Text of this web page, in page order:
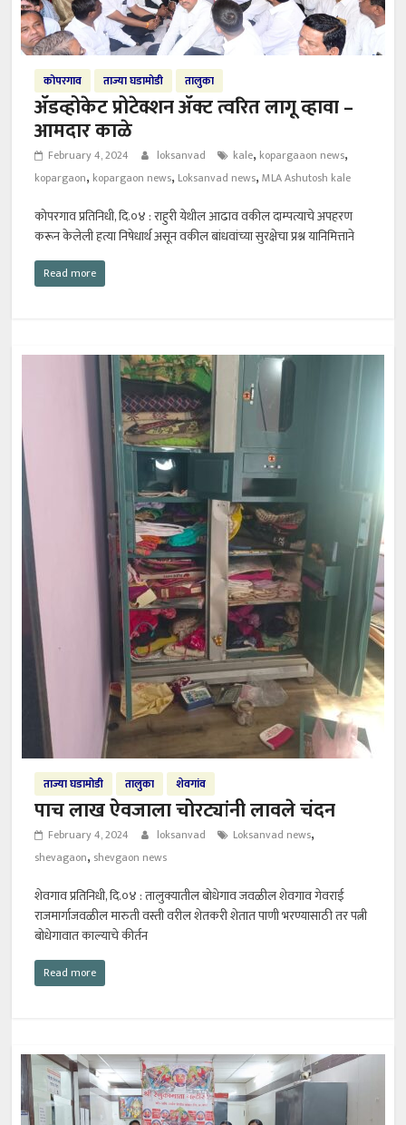
कोपरगाव ताज्या घडामोडी तालुका
ॲडव्होकेट प्रोटेक्शन ॲक्ट त्वरित लागू व्हावा –
आमदार काळे
February 4, 2024 loksanvad kale, kopargaaon news,
kopargaon, kopargaon news, Loksanvad news,MLA Ashutosh kale
कोपरगाव प्रतिनिधी, दि.०४ : राहुरी येथील आढाव वकील दाम्पत्याचे अपहरण
करून केलेली हत्या निषेधार्थ असून वकील बांधवांच्या सुरक्षेचा प्रश्न यानिमित्ताने
Read more
ताज्या घडामोडी तालुका शेवगांव
पाच लाख ऐवजाला चोरट्यांनी लावले चंदन
February 4, 2024 loksanvad Loksanvad news,
shevagaon, shevgaon news
शेवगाव प्रतिनिधी, दि.०४ : तालुक्यातील बोधेगाव जवळील शेवगाव गेवराई
राजमार्गाजवळील मारुती वस्ती वरील शेतकरी शेतात पाणी भरण्यासाठी तर पत्नी
बोधेगावात काल्याचे कीर्तन
Read more